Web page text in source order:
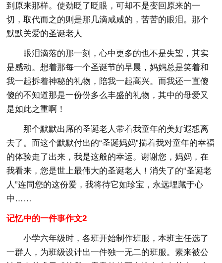
到原来那样。使劲眨了眨眼，可却不是变回原来的一
切，取代而之的则是那几滴咸咸的，苦苦的眼泪。那个
默默关爱的圣诞老人
眼泪滴落的那一刻，心中更多的也不是失望，其实
是感动。想着那每一个圣诞节的早晨，妈妈总是笑着和
我一起拆着神秘的礼物，陪我一起高兴。而我还一直傻
傻的不知道那是一份份多么丰盛的礼物，其中的母爱又
是如此之重啊！
那个默默出席的圣诞老人带着我童年的美好遐想离
去了。而这个默默付出的“圣诞妈妈”揣着我对童年的幸福
的体验走了出来，我是这般的幸运。谢谢您，妈妈，在
我看来，您是世上最伟大的圣诞老人！消失了的“圣诞老
人”连同您的这份爱，我将待它如珍宝，永远埋藏于心
中……
记忆中的一件事作文2
小学六年级时，各班开始制作班服，本班主任选了
一群人，为班级设计出一件独一无二的班服。素来被公